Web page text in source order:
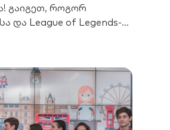
გაიგეთ, როგორ
და League of Legends-